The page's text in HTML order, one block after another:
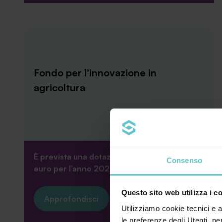
Consenso
Questo sito web utilizza i
Utilizziamo cookie tecnici e
le preferenze degli Utenti.
Fondo per l’innovazione in
agricoltura
È prevista una dotazione di 100 milioni di
euro per l’anno 2024, di cui 30 milioni d...
Approfondisci